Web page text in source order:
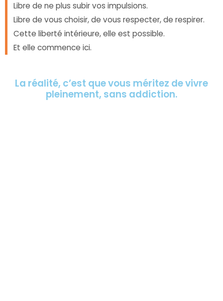
Libre de ne plus subir vos impulsions.
Libre de vous choisir, de vous respecter, de respirer.
Cette liberté intérieure, elle est possible.
Et elle commence ici.
La réalité, c’est que vous méritez de vivre
pleinement, sans addiction.